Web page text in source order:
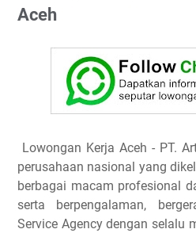
Aceh
Lowongan Kerja Aceh - PT.
perusahaan nasional yang
berbagai macam profesional
serta berpengalaman,
Service Agency dengan selalu